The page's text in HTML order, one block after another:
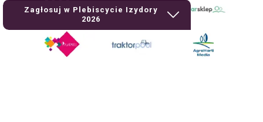
Zagłosuj w Plebiscycie Izydory
2026